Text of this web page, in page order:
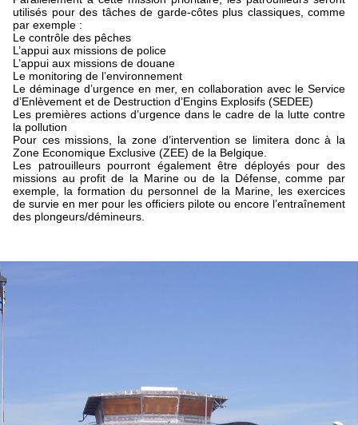
utilisés pour des tâches de garde-côtes plus classiques, comme
par exemple :
Le contrôle des pêches
L’appui aux missions de police
L’appui aux missions de douane
Le monitoring de l’environnement
Le déminage d’urgence en mer, en collaboration avec le Service
d’Enlèvement et de Destruction d’Engins Explosifs (SEDEE)
Les premières actions d’urgence dans le cadre de la lutte contre
la pollution
Pour ces missions, la zone d’intervention se limitera donc à la
Zone Economique Exclusive (ZEE) de la Belgique.
Les patrouilleurs pourront également être déployés pour des
missions au profit de la Marine ou de la Défense, comme par
exemple, la formation du personnel de la Marine, les exercices
de survie en mer pour les officiers pilote ou encore l’entraînement
des plongeurs/démineurs.